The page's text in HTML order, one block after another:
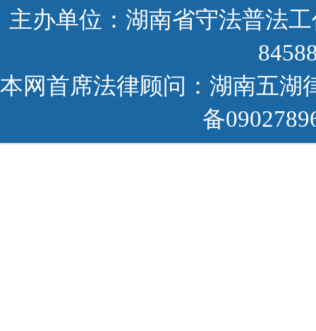
主办单位：湖南省守法普法
本网首席法律顾问：湖南五湖
备